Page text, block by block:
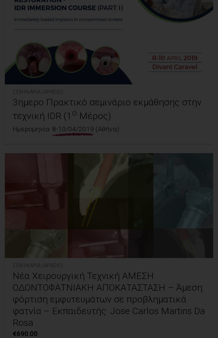
ΣΕΜΙΝΆΡΙΑ (ΑΡΧΕΊΟ)
3ημερο Πρακτικό σεμινάριο εκμάθησης στην
τεχνική IDR (1 ο Μέρος)
Ημερομηνία: 8-10/04/2019 (Αθήνα)
ΣΕΜΙΝΆΡΙΑ (ΑΡΧΕΊΟ)
Νέα Χειρουργική Τεχνική ΑΜΕΣΗ
ΟΔΟΝΤΟΦΑΤΝΙΑΚΗ ΑΠΟΚΑΤΑΣΤΑΣΗ – Άμεση
φόρτιση εμφυτευμάτων σε προβληματικά
φατνία – Εκπαιδευτής: Jose Carlos Martins Da
Rosa
€690.00